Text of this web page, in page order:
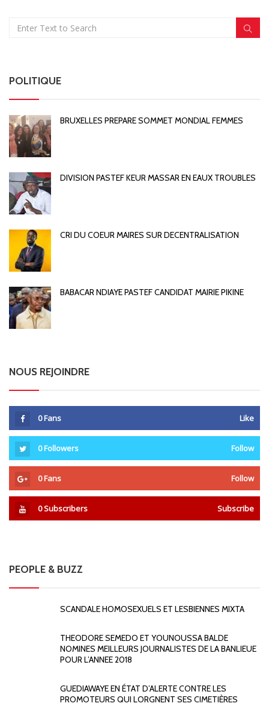
POLITIQUE
BRUXELLES PREPARE SOMMET MONDIAL FEMMES
DIVISION PASTEF KEUR MASSAR EN EAUX TROUBLES
CRI DU COEUR MAIRES SUR DECENTRALISATION
BABACAR NDIAYE PASTEF CANDIDAT MAIRIE PIKINE
NOUS REJOINDRE
0Fans Like
0Followers Follow
0Fans Follow
0Subscribers Subscribe
PEOPLE & BUZZ
SCANDALE HOMOSEXUELS ET LESBIENNES MIXTA
THEODORE SEMEDO ET YOUNOUSSA BALDE
NOMINES MEILLEURS JOURNALISTES DE LA BANLIEUE
POUR L’ANNEE 2018
GUEDIAWAYE EN ÉTAT D’ALERTE CONTRE LES
PROMOTEURS QUI LORGNENT SES CIMETIÈRES